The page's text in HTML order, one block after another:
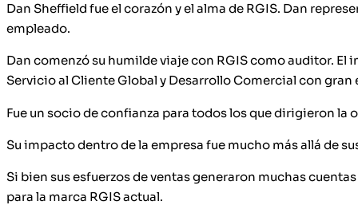
Dan Sheffield fue el corazón y el alma de RGIS. Dan
empleado.
Dan comenzó su humilde viaje con RGIS como auditor.
Servicio al Cliente Global y Desarrollo Comercial con gran
Fue un socio de confianza para todos los que dirigieron
Su impacto dentro de la empresa fue mucho más allá de
Si bien sus esfuerzos de ventas generaron muchas
para la marca RGIS actual.